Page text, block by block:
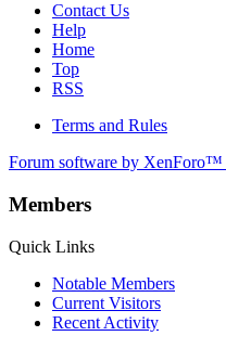
Contact Us
Help
Home
Top
RSS
Terms and Rules
Forum software by XenForo™
Members
Quick Links
Notable Members
Current Visitors
Recent Activity